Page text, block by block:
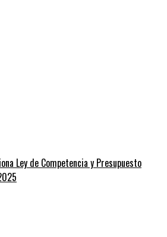
Ley de Competencia y Presupuesto